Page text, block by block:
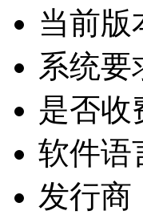
当前版
系统要
是否收
软件语
发行商